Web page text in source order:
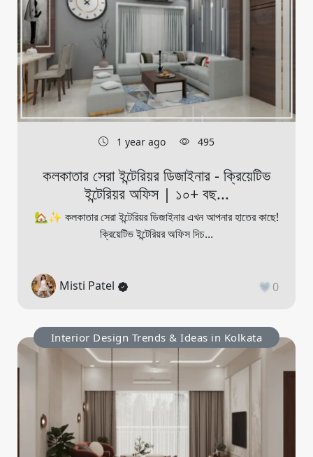
1 year ago 495
কলকাতার সেরা ইন্টেরিয়র ডিজাইনার - ক্রিয়েটিভ
ইন্টেরিয়র অফিস | ১০+ বছ...
🏡✨ কলকাতার সেরা ইন্টেরিয়র ডিজাইনার এখন আপনার হাতের কাছে!
ক্রিয়েটিভ ইন্টেরিয়র অফিস দিচ...
Misti Patel 0
Interior Design Trends & Ideas in Kolkata